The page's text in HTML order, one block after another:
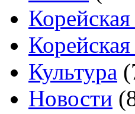
Культура
Новости